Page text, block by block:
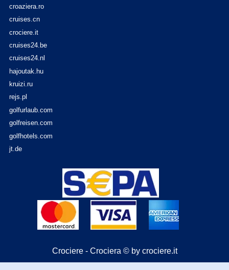
croaziera.ro
cruises.cn
crociere.it
cruises24.be
cruises24.nl
hajoutak.hu
kruizi.ru
rejs.pl
golfurlaub.com
golfreisen.com
golfhotels.com
jt.de
Crociere - Crociera © by crociere.it